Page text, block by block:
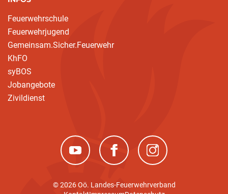
Feuerwehrschule
Feuerwehrjugend
Gemeinsam.Sicher.Feuerwehr
KhFO
syBOS
Jobangebote
Zivildienst
(neues Fenster)(neues Fenster)(neues Fenster)
© 2026 Oö. Landes-Feuerwehrverband